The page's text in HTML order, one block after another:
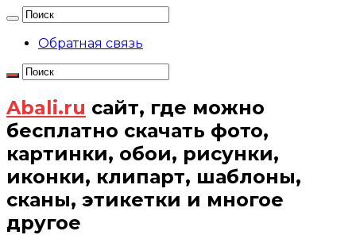
Обратная связь
Abali.ru сайт, где можно
бесплатно скачать фото,
картинки, обои, рисунки,
иконки, клипарт, шаблоны,
сканы, этикетки и многое
другое